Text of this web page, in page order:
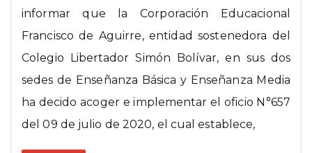
informar que la Corporación Educacional
Francisco de Aguirre, entidad sostenedora del
Colegio Libertador Simón Bolívar, en sus dos
sedes de Enseñanza Básica y Enseñanza Media
ha decido acoger e implementar el oficio N°657
del 09 de julio de 2020, el cual establece,